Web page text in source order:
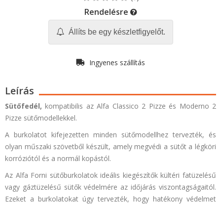
Rendelésre
Állíts be egy készletfigyelőt.
Ingyenes szállítás
Leírás
Sütőfedél, kompatibilis az Alfa Classico 2 Pizze és Moderno 2
Pizze sütőmodellekkel.
A burkolatot kifejezetten minden sütőmodellhez tervezték, és
olyan műszaki szövetből készült, amely megvédi a sütőt a légköri
korróziótól és a normál kopástól.
Az Alfa Forni sütőburkolatok ideális kiegészítők kültéri fatüzelésű
vagy gáztüzelésű sütők védelmére az időjárás viszontagságaitól.
Ezeket a burkolatokat úgy tervezték, hogy hatékony védelmet